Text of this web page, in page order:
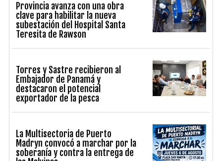
Provincia avanza con una obra
clave para habilitar la nueva
subestación del Hospital Santa
Teresita de Rawson
Torres y Sastre recibieron al
Embajador de Panamá y
destacaron el potencial
exportador de la pesca
La Multisectoria de Puerto
Madryn convocó a marchar por la
soberanía y contra la entrega de